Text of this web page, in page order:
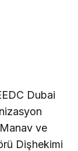
Dubai
ve
Dişhekimi